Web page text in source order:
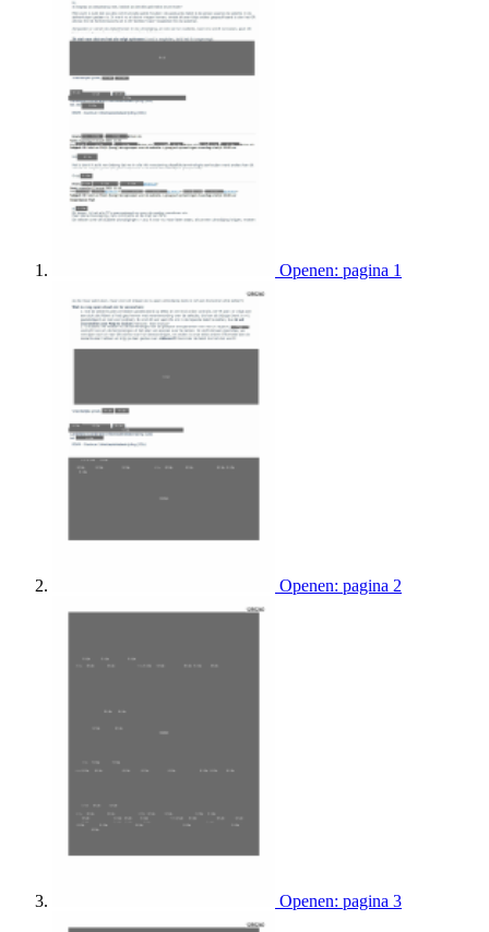
Openen: pagina 1
Openen: pagina 2
Openen: pagina 3